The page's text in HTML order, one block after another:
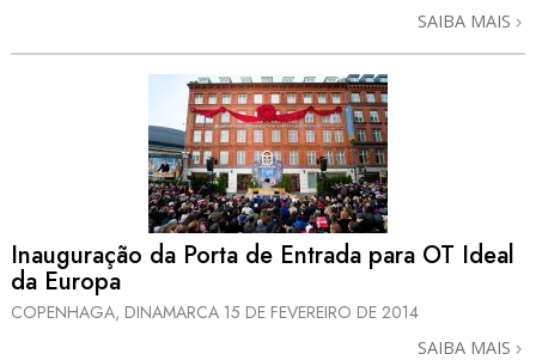
SAIBA MAIS
Inauguração da Porta de Entrada para OT Ideal
da Europa
COPENHAGA, DINAMARCA 15 DE FEVEREIRO DE 2014
SAIBA MAIS